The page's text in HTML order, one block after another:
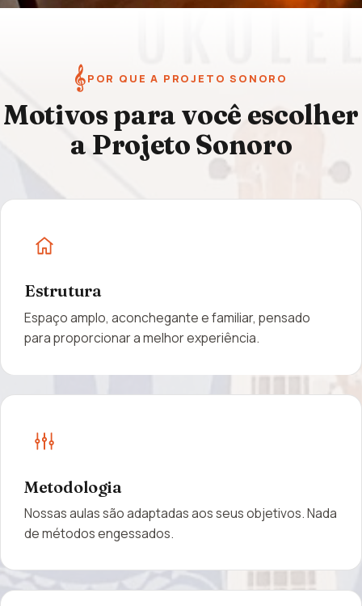
𝄞POR QUE A PROJETO SONORO
Motivos para você escolher
a Projeto Sonoro
Estrutura
Espaço amplo, aconchegante e familiar, pensado
para proporcionar a melhor experiência.
Metodologia
Nossas aulas são adaptadas aos seus objetivos. Nada
de métodos engessados.